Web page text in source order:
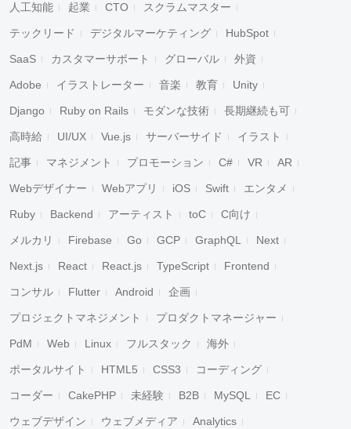
人工知能 起業 CTO スクラムマスター
テックリード デジタルマーケティング HubSpot
SaaS カスタマーサポート グローバル 外資
Adobe イラストレーター 音楽 教育 Unity
Django Ruby on Rails モダンな技術 長期継続も可
高時給 UI/UX Vue.js サーバーサイド イラスト
記事 マネジメント プロモーション C# VR AR
Webデザイナー Webアプリ iOS Swift エンタメ
Ruby Backend アーティスト toC C向け
メルカリ Firebase Go GCP GraphQL Next
Next.js React React.js TypeScript Frontend
コンサル Flutter Android 企画
プロジェクトマネジメント プロダクトマネージャー
PdM Web Linux フルスタック 海外
ポータルサイト HTML5 CSS3 コーディング
コーダー CakePHP 未経験 B2B MySQL EC
ウェブデザイン ウェブメディア Analytics